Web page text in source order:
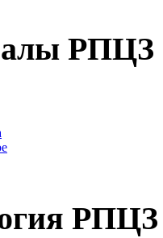
РПЦЗ
РПЦЗ